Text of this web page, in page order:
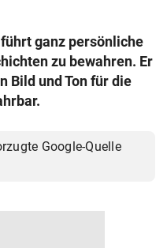
ganz persönliche
zu bewahren. Er
Bild und Ton für die
Google-Quelle